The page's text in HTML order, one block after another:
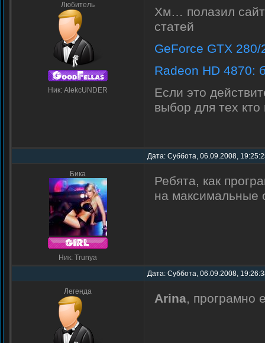
Любитель
Ник: AlekcUNDER
Хм… полазил
статей
GeForce GTX
Radeon HD 4870:
Если это
выбор для тех
Дата: Суббота, 06.09.2008,
Бика
Ник: Trunya
Ребята, как
на максимальные
Дата: Суббота, 06.09.2008,
Легенда Arina, програмно